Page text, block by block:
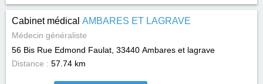
Cabinet médical AMBARES ET LAGRAVE
Médecin généraliste
56 Bis Rue Edmond Faulat, 33440 Ambares et lagrave
Distance : 57.74 km